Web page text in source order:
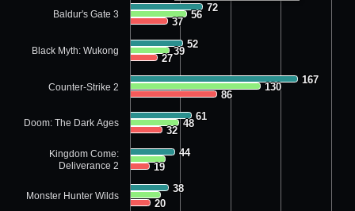
72
72
52
52
167
167
61
61
44
44
38
38
56
56
39
39
130
130
48
48
37
37
27
27
86
86
32
32
19
19
20
20
Baldur's Gate 3
Black Myth: Wukong
Counter-Strike 2
Doom: The Dark Ages
Kingdom Come:
Deliverance 2
Monster Hunter Wilds